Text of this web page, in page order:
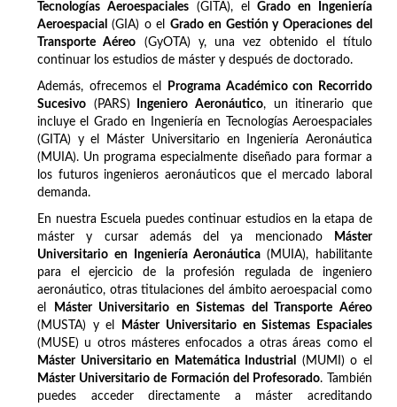
Tecnologías Aeroespaciales(GITA), elGrado en Ingeniería
Aeroespacial (GIA) o elGrado en Gestión y Operaciones del
Transporte Aéreo (GyOTA) y, una vez obtenido el título
continuar los estudios de máster y después de doctorado.
Además, ofrecemos el
Programa Académico con Recorrido
Sucesivo (PARS) Ingeniero Aeronáutico, un itinerario que
incluye el Grado en Ingeniería en Tecnologías Aeroespaciales
(GITA) y el Máster Universitario en Ingeniería Aeronáutica
(MUIA). Un programa especialmente diseñado para formar a
los futuros ingenieros aeronáuticos que el mercado laboral
demanda.
En nuestra Escuela puedes continuar estudios en la etapa de
máster y cursar además del ya mencionado
Máster
Universitario en Ingeniería Aeronáutica(MUIA), habilitante
para el ejercicio de la profesión regulada de ingeniero
aeronáutico, otras titulaciones del ámbito aeroespacial como
el
Máster Universitario en Sistemas del Transporte Aéreo
(MUSTA) y el
Máster Universitario en Sistemas Espaciales
(MUSE) u otros másteres enfocados a otras áreas como el
Máster Universitario en Matemática Industrial
(MUMI) o el
Máster Universitario de Formación del Profesorado. También
puedes acceder directamente a máster acreditando